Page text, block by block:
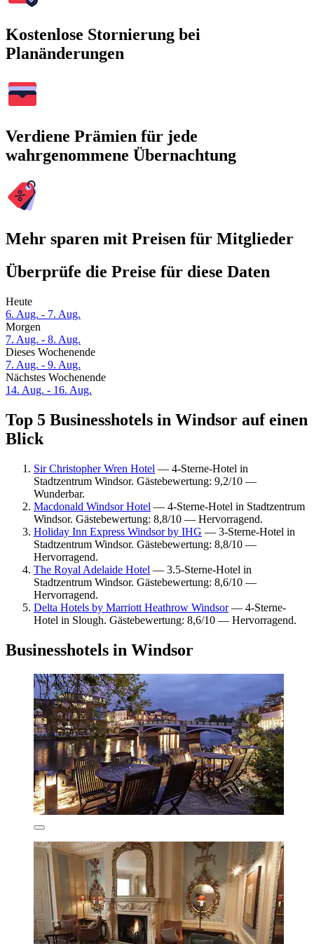
Kostenlose Stornierung bei
Planänderungen
Verdiene Prämien für jede
wahrgenommene Übernachtung
Mehr sparen mit Preisen für Mitglieder
Überprüfe die Preise für diese Daten
Heute
6. Aug. - 7. Aug.
Morgen
7. Aug. - 8. Aug.
Dieses Wochenende
7. Aug. - 9. Aug.
Nächstes Wochenende
14. Aug. - 16. Aug.
Top 5 Businesshotels in Windsor auf einen
Blick
Sir Christopher Wren Hotel — 4-Sterne-Hotel in
Stadtzentrum Windsor. Gästebewertung: 9,2/10 —
Wunderbar.
Macdonald Windsor Hotel — 4-Sterne-Hotel in Stadtzentrum
Windsor. Gästebewertung: 8,8/10 — Hervorragend.
Holiday Inn Express Windsor by IHG — 3-Sterne-Hotel in
Stadtzentrum Windsor. Gästebewertung: 8,8/10 —
Hervorragend.
The Royal Adelaide Hotel — 3.5-Sterne-Hotel in
Stadtzentrum Windsor. Gästebewertung: 8,6/10 —
Hervorragend.
Delta Hotels by Marriott Heathrow Windsor— 4-Sterne-
Hotel in Slough. Gästebewertung: 8,6/10 — Hervorragend.
Businesshotels in Windsor